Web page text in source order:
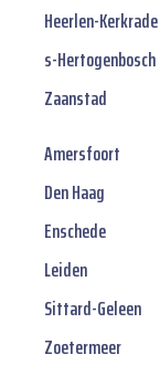
Heerlen-Kerkrade
s-Hertogenbosch
Zaanstad
Amersfoort
Den Haag
Enschede
Leiden
Sittard-Geleen
Zoetermeer